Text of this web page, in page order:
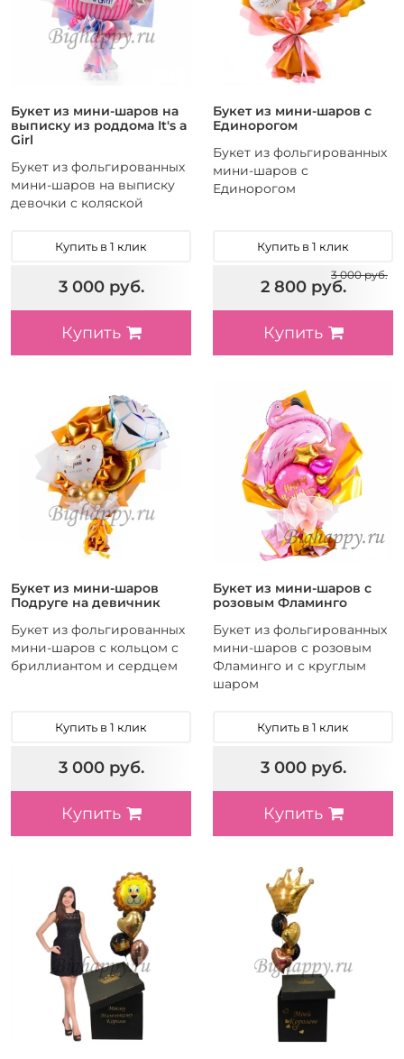
Букет из мини-шаров на
выписку из роддома It's a
Girl
Букет из фольгированных
мини-шаров на выписку
девочки с коляской
Купить в 1 клик
3 000 руб.
Купить
Букет из мини-шаров с
Единорогом
Букет из фольгированных
мини-шаров с
Единорогом
Купить в 1 клик
3 000 руб.
2 800 руб.
Купить
Букет из мини-шаров
Подруге на девичник
Букет из фольгированных
мини-шаров с кольцом с
бриллиантом и сердцем
Купить в 1 клик
3 000 руб.
Купить
Букет из мини-шаров с
розовым Фламинго
Букет из фольгированных
мини-шаров с розовым
Фламинго и с круглым
шаром
Купить в 1 клик
3 000 руб.
Купить